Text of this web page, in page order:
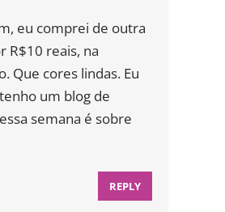
eu comprei de outra
R$10 reais, na
Que cores lindas. Eu
um blog de
semana é sobre
REPLY